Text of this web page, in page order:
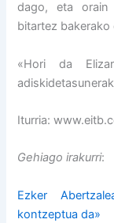
dago, eta orain
bitartez bakerako
«Hori da
Iturria:
Gehiago irakurri:
Ezker
kontzeptua da»